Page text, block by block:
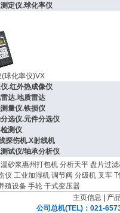
定仪.球化率仪
(球化率仪)VX
.红外热成像仪
达.地质雷达
量仪.铁损仪
选仪.元件分选仪
测仪
探伤机.X射线机
试仪/轴承分析仪
砂浆惠州打包机 分析天平 盘片过
仪 工业加湿机 调节阀 分级机 叉车 T
殖设备 手轮 干式变压器
主页信息
产
公司总机(TEL)：021-